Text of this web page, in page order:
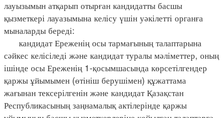
лауызымын атқарып отырған кандидатты басшы
қызметкері лауазымына келісу үшін уәкілетті органға
мыналарды береді:
кандидат Ереженің осы тармағының талаптарына
сәйкес келісіледі және кандидат туралы мәліметтер, оның
ішінде осы Ереженің 1-қосымшасында көрсетілгендер
қаржы ұйымымен (өтініш берушімен) құжаттама
жағынан тексерілгенін және кандидат Қазақстан
Республикасының заңнамалық актілерінде қаржы